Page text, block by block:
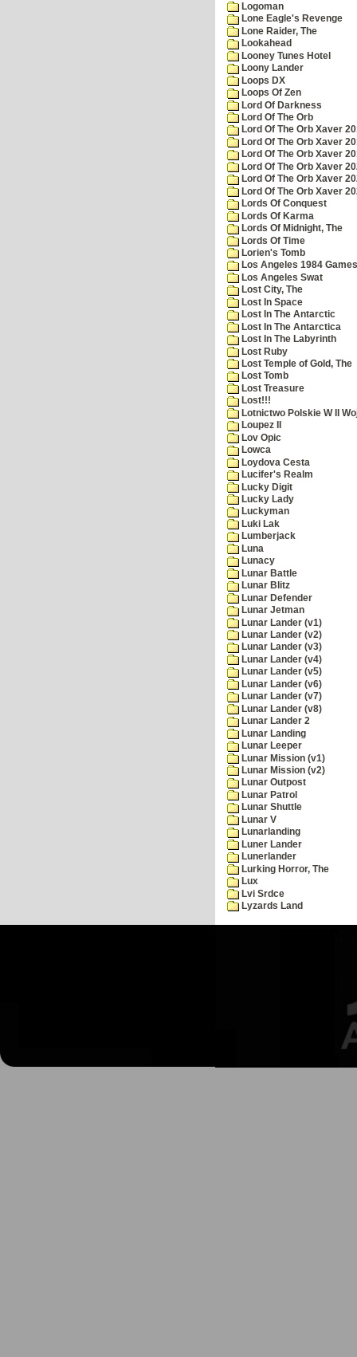
Logoman
Lone Eagle's Revenge
Lone Raider, The
Lookahead
Looney Tunes Hotel
Loony Lander
Loops DX
Loops Of Zen
Lord Of Darkness
Lord Of The Orb
Lord Of The Orb Xaver
Lord Of The Orb Xaver
Lord Of The Orb Xaver
Lord Of The Orb Xaver
Lord Of The Orb Xaver
Lord Of The Orb Xaver
Lords Of Conquest
Lords Of Karma
Lords Of Midnight, The
Lords Of Time
Lorien's Tomb
Los Angeles 1984 Games
Los Angeles Swat
Lost City, The
Lost In Space
Lost In The Antarctic
Lost In The Antarctica
Lost In The Labyrinth
Lost Ruby
Lost Temple of Gold, The
Lost Tomb
Lost Treasure
Lost!!!
Lotnictwo Polskie W II
Loupez II
Lov Opic
Lowca
Loydova Cesta
Lucifer's Realm
Lucky Digit
Lucky Lady
Luckyman
Luki Lak
Lumberjack
Luna
Lunacy
Lunar Battle
Lunar Blitz
Lunar Defender
Lunar Jetman
Lunar Lander (v1)
Lunar Lander (v2)
Lunar Lander (v3)
Lunar Lander (v4)
Lunar Lander (v5)
Lunar Lander (v6)
Lunar Lander (v7)
Lunar Lander (v8)
Lunar Lander 2
Lunar Landing
Lunar Leeper
Lunar Mission (v1)
Lunar Mission (v2)
Lunar Outpost
Lunar Patrol
Lunar Shuttle
Lunar V
Lunarlanding
Luner Lander
Lunerlander
Lurking Horror, The
Lux
Lvi Srdce
Lyzards Land